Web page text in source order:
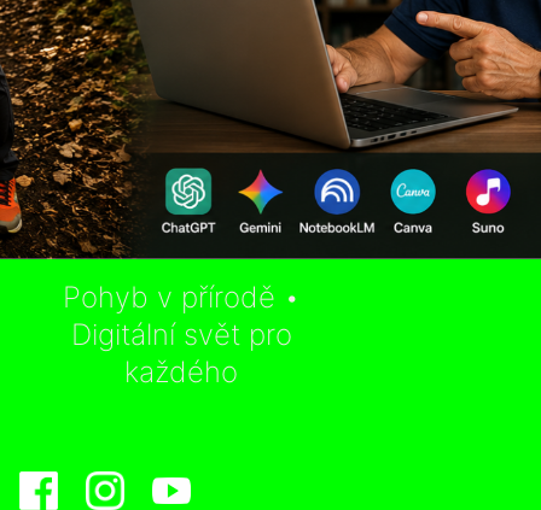
Pohyb v přírodě •
Digitální svět pro
každého